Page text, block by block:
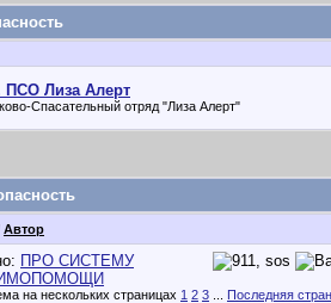
ПСО Лиза Алерт
Спасательный отряд "Лиза Алерт"
Автор
ПРО СИСТЕМУ
1 2 3
Последняя